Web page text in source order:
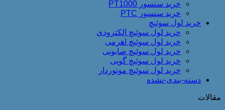
خرید سنسور PT1000
خرید سنسور PTC
خرید لول سوئیچ
خرید لول سوئیچ الکترودی
خرید لول سوئیچ اهرمی
خرید لول سوئیچ صابونی
خرید لول سوئیچ گویی
خرید لول سوئیچ موتوردار
دسته-بندی-نشده
مقالات